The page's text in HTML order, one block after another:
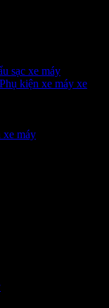
sạc xe máy
kiện xe máy xe
xe máy